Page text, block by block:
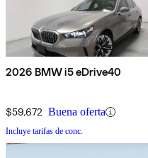
2026 BMW i5 eDrive40
$59,672 Buena oferta
Incluye tarifas de conc.